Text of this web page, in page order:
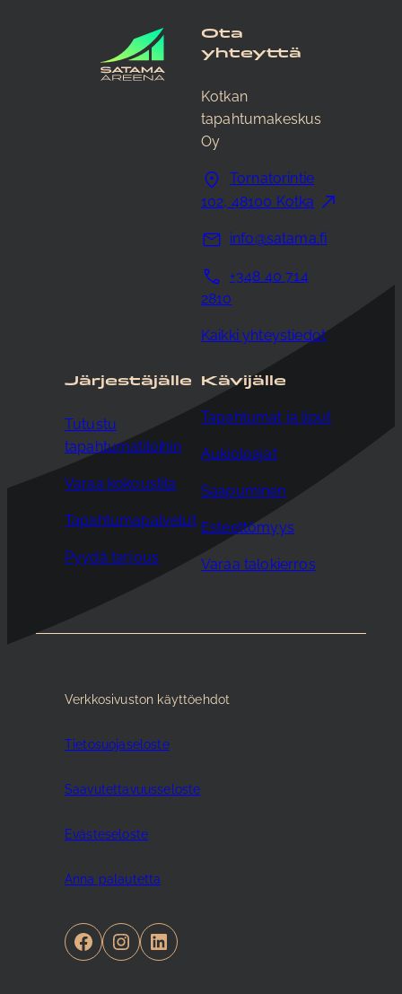
Ota
yhteyttä
Kotkan
tapahtumakeskus
Oy
Tornatorintie
102, 48100 Kotka
info@satama.fi
+348 40 714
2810
Kaikki yhteystiedot
Järjestäjälle
Tutustu
tapahtumatiloihin
Varaa kokoustila
Tapahtumapalvelut
Pyydä tarjous
Kävijälle
Tapahtumat ja liput
Aukioloajat
Saapuminen
Esteettömyys
Varaa talokierros
Verkkosivuston käyttöehdot
Tietosuojaseloste
Saavutettavuusseloste
Evästeseloste
Anna palautetta
Facebook
Instagram
LinkedIn